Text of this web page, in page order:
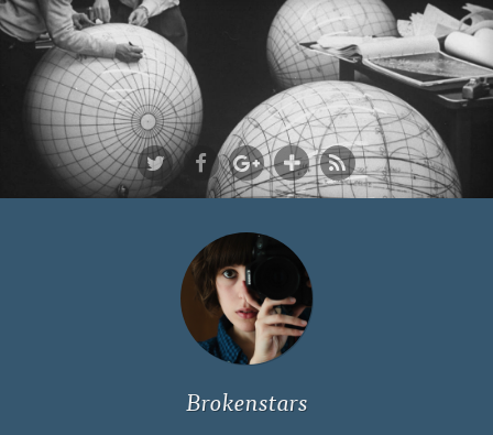
Ich bin Fyn,
23, und
wohne in
Köln
Brokenstars